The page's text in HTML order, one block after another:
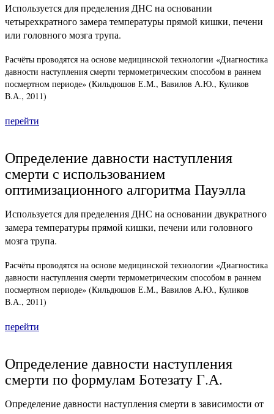
Используется для пределения ДНС на основании
четырехкратного замера температуры прямой кишки, печени
или головного мозга трупа.
Расчёты проводятся на основе медицинской технологии «Диагностика
давности наступления смерти термометрическим способом в раннем
посмертном периоде» (Кильдюшов Е.М., Вавилов А.Ю., Куликов
В.А., 2011)
перейти
Определение давности наступления
смерти с использованием
оптимизационного алгоритма Пауэлла
Используется для пределения ДНС на основании двукратного
замера температуры прямой кишки, печени или головного
мозга трупа.
Расчёты проводятся на основе медицинской технологии «Диагностика
давности наступления смерти термометрическим способом в раннем
посмертном периоде» (Кильдюшов Е.М., Вавилов А.Ю., Куликов
В.А., 2011)
перейти
Определение давности наступления
смерти по формулам Ботезату Г.А.
Определение давности наступления смерти в зависимости от